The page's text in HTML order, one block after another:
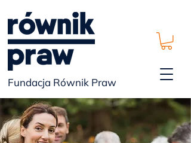
Fundacja Równik Praw